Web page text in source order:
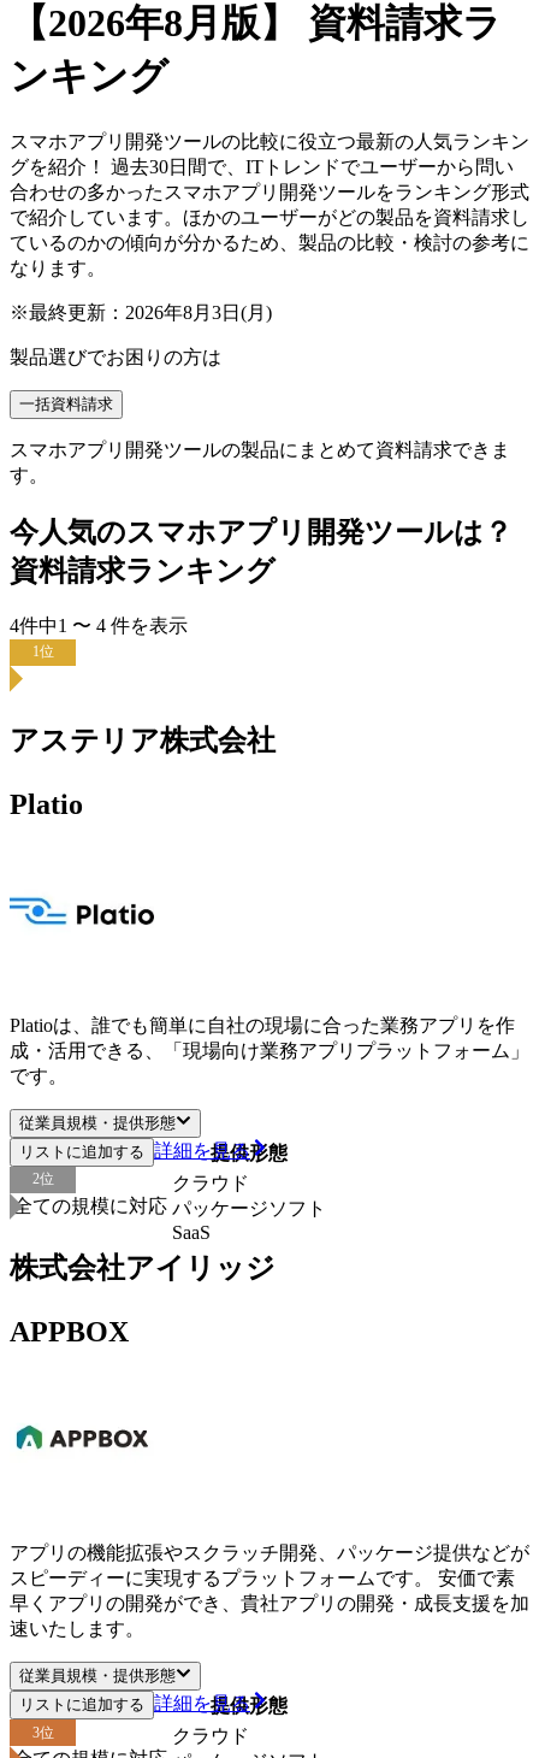
【2026年8月版】 資料請求ラ
ンキング
スマホアプリ開発ツールの比較に役立つ最新の人気ランキン
グを紹介！ 過去30日間で、ITトレンドでユーザーから問い
合わせの多かったスマホアプリ開発ツールをランキング形式
で紹介しています。ほかのユーザーがどの製品を資料請求し
ているのかの傾向が分かるため、製品の比較・検討の参考に
なります。
※最終更新： 2026年8月3日(月)
製品選びでお困りの方は
一括資料請求
スマホアプリ開発ツールの製品にまとめて資料請求できま
す。
今人気のスマホアプリ開発ツールは？
資料請求ランキング
4件中1 〜 4 件を表示
1位
アステリア株式会社
Platio
Platioは、誰でも簡単に自社の現場に合った業務アプリを作
成・活用できる、「現場向け業務アプリプラットフォーム」
です。
従業員規模・提供形態
従業員規模 提供形態
全ての規模に対応
クラウド
パッケージソフト
SaaS
リストに追加する 詳細を見る
2位
株式会社アイリッジ
APPBOX
アプリの機能拡張やスクラッチ開発、パッケージ提供などが
スピーディーに実現するプラットフォームです。 安価で素
早くアプリの開発ができ、貴社アプリの開発・成長支援を加
速いたします。
従業員規模・提供形態
従業員規模 提供形態
クラウド
リストに追加する 詳細を見る
3位